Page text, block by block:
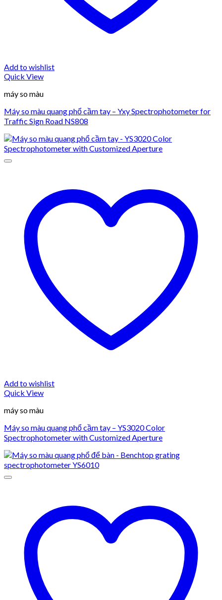
Add to wishlist
Quick View
máy so màu
Máy so màu quang phổ cầm tay – Yxy Spectrophotometer for
Traffic Sign Road NS808
Add to wishlist
Quick View
máy so màu
Máy so màu quang phổ cầm tay – YS3020 Color
Spectrophotometer with Customized Aperture